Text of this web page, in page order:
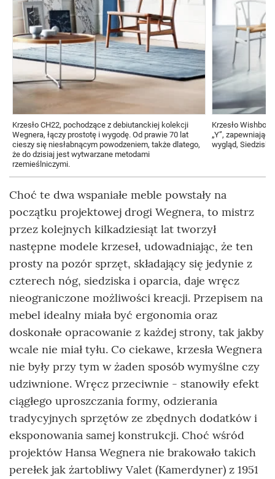
Krzesło CH22, pochodzące z debiutanckiej kolekcji
Wegnera, łączy prostotę i wygodę. Od prawie 70 lat
cieszy się niesłabnącym powodzeniem, także dlatego,
że do dzisiaj jest wytwarzane metodami
rzemieślniczymi.
Krzesło
„Y”,
wygląd,
Choć te dwa wspaniałe meble powstały na
początku projektowej drogi Wegnera, to mistrz
przez kolejnych kilkadziesiąt lat tworzył
następne modele krzeseł, udowadniając, że ten
prosty na pozór sprzęt, składający się jedynie z
czterech nóg, siedziska i oparcia, daje wręcz
nieograniczone możliwości kreacji. Przepisem na
mebel idealny miała być ergonomia oraz
doskonałe opracowanie z każdej strony, tak jakby
wcale nie miał tyłu. Co ciekawe, krzesła Wegnera
nie były przy tym w żaden sposób wymyślne czy
udziwnione. Wręcz przeciwnie - stanowiły efekt
ciągłego uproszczania formy, odzierania
tradycyjnych sprzętów ze zbędnych dodatków i
eksponowania samej konstrukcji. Choć wśród
projektów Hansa Wegnera nie brakowało takich
perełek jak żartobliwy Valet (Kamerdyner) z 1951